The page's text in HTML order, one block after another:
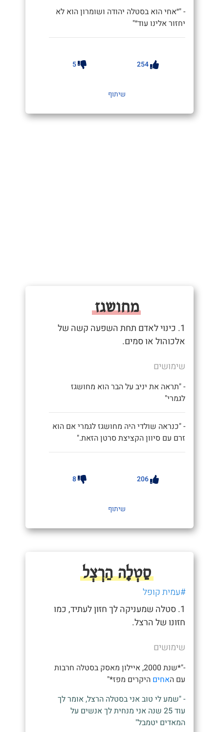
- "״אחי הוא בסטלה יהודה ושומרון הוא לא
יחזור אלינו עוד״"
254
5
שיתוף
מחושגז
1. כינוי לאדם תחת השפעה קשה של
אלכוהול או סמים.
שימושים
- "תראה את יניב על הבר הוא מחושגז
לגמרי"
- "כנראה שולדי היה מחושגז לגמרי אם הוא
זרם עם סיוון הקציצת סרטן הזאת."
206
8
שיתוף
סַטְלָה הֵרְצְל
#עמית קופל
1. סטלה שמעניקה לך חזון לעתיד, כמו
חזונו של הרצל.
שימושים
-"*שנת 2000, איילון מאסק בסטלה חרבות
עם האחים היקרים מפז*"
- "שמע לי טוב אני בסטלה הרצל, אומר לך
עוד 25 שנה אני מנחית לך אנשים על
המאדים יטמבל"